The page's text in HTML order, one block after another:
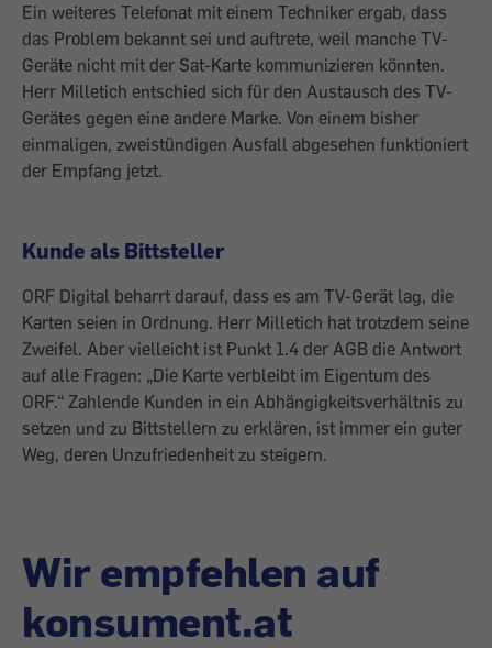
Ein weiteres Telefonat mit einem Techniker ergab, dass
das Problem bekannt sei und auftrete, weil manche TV-
Geräte nicht mit der Sat-Karte kommunizieren könnten.
Herr Milletich entschied sich für den Austausch des TV-
Gerätes gegen eine andere Marke. Von einem bisher
einmaligen, zweistündigen Ausfall abgesehen funktioniert
der Empfang jetzt.
Kunde als Bittsteller
ORF Digital beharrt darauf, dass es am TV-Gerät lag, die
Karten seien in Ordnung. Herr Milletich hat trotzdem seine
Zweifel. Aber vielleicht ist Punkt 1.4 der AGB die Antwort
auf alle Fragen: „Die Karte verbleibt im Eigentum des
ORF.“ Zahlende Kunden in ein Abhängigkeitsverhältnis zu
setzen und zu Bittstellern zu erklären, ist immer ein guter
Weg, deren Unzufriedenheit zu steigern.
Wir empfehlen auf
konsument.at